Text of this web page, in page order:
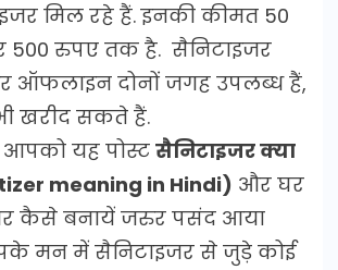
मिल रहे हैं. इनकी कीमत 50
रुपए तक है. सैनिटाइजर
ऑफलाइन दोनों जगह उपलब्ध हैं,
खरीद सकते हैं.
यह पोस्ट सैनिटाइजर क्या
meaning in Hindi) और घर
कैसे बनायें जरुर पसंद आया
मन में सैनिटाइजर से जुड़े कोई